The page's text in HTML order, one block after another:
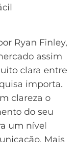
Ryan Finley,
assim
clara entre
importa.
clareza o
do seu
um nível
Mais